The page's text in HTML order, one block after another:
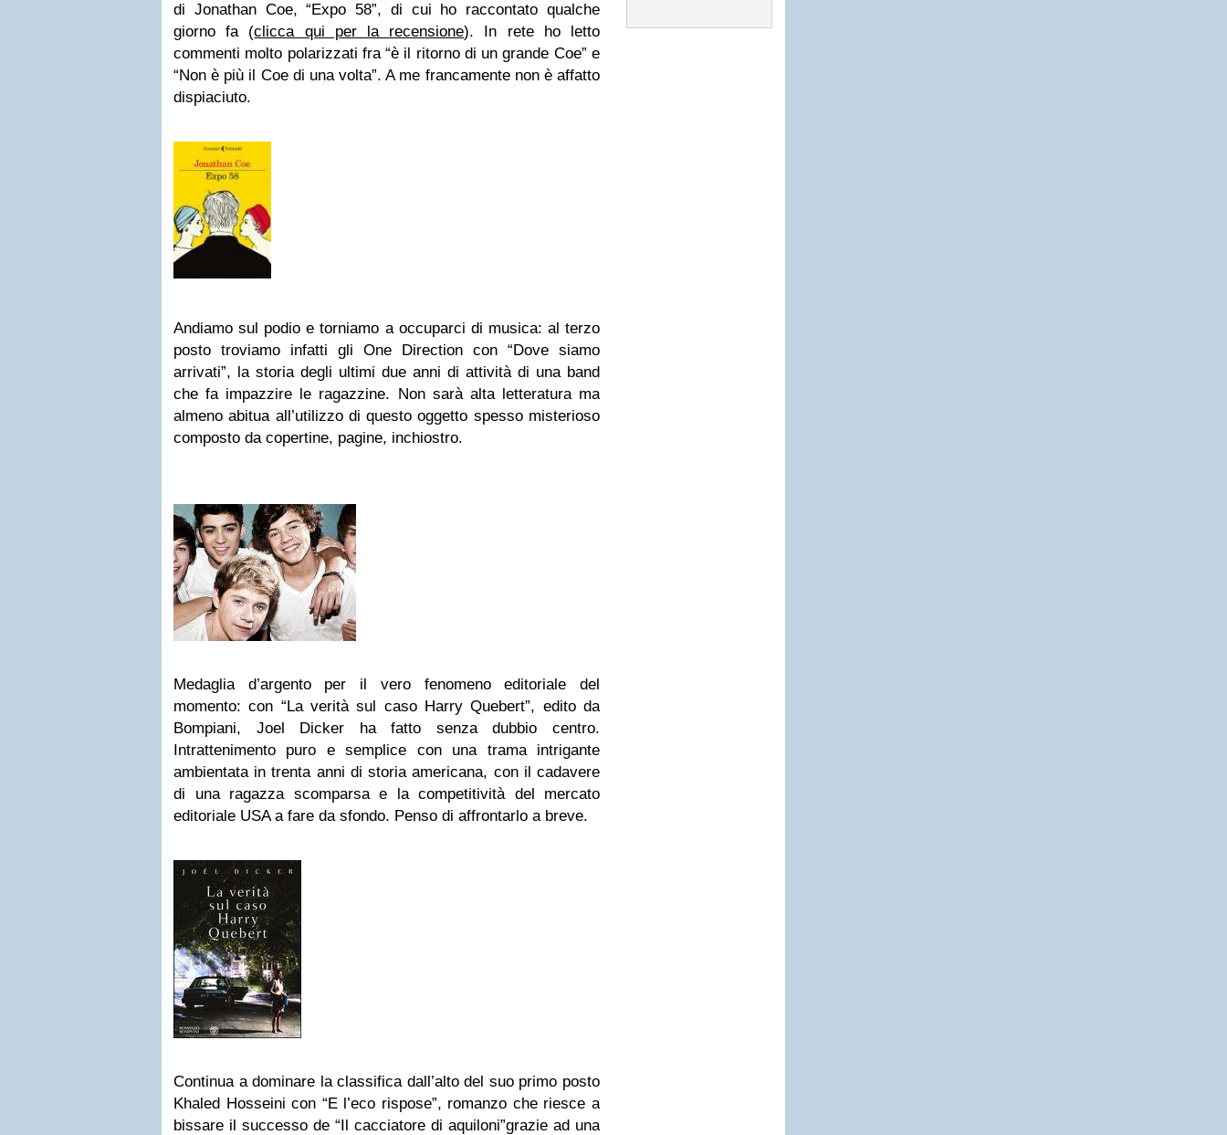
di Jonathan Coe, “Expo 58”, di cui ho raccontato qualche
giorno fa (clicca qui per la recensione). In rete ho letto
commenti molto polarizzati fra “è il ritorno di un grande Coe” e
“Non è più il Coe di una volta”. A me francamente non è affatto
dispiaciuto.
Andiamo sul podio e torniamo a occuparci di musica: al terzo
posto troviamo infatti gli One Direction con “Dove siamo
arrivati”, la storia degli ultimi due anni di attività di una band
che fa impazzire le ragazzine. Non sarà alta letteratura ma
almeno abitua all’utilizzo di questo oggetto spesso misterioso
composto da copertine, pagine, inchiostro.
Medaglia d’argento per il vero fenomeno editoriale del
momento: con “La verità sul caso Harry Quebert”, edito da
Bompiani, Joel Dicker ha fatto senza dubbio centro.
Intrattenimento puro e semplice con una trama intrigante
ambientata in trenta anni di storia americana, con il cadavere
di una ragazza scomparsa e la competitività del mercato
editoriale USA a fare da sfondo. Penso di affrontarlo a breve.
Continua a dominare la classifica dall’alto del suo primo posto
Khaled Hosseini con “E l’eco rispose”, romanzo che riesce a
bissare il successo de “Il cacciatore di aquiloni”grazie ad una